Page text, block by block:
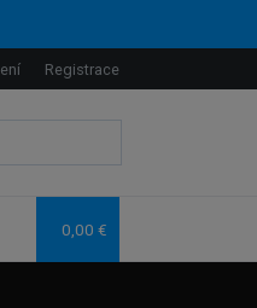
Registrace
0,00 €